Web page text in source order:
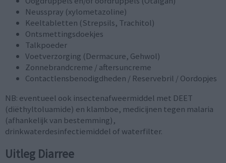
Neusspray (xylometazoline)
Keeltabletten (Strepsils, Trachitol)
Ontsmettingsdoekjes
Talkpoeder
Voetverzorging (Dermacure, Gehwol)
Zonnebrandcreme / aftersuncreme
Contactlensbenodigdheden / Reservebril / Oordopjes
NB: eventueel ook insectenafweermiddel met DEET
(diëthyltoluamide) en klamboe, medicijnen tegen malaria
(afhankelijk van bestemming),
drinkwaterdesinfectiemiddel of waterfilter.
Uitleg Diarree